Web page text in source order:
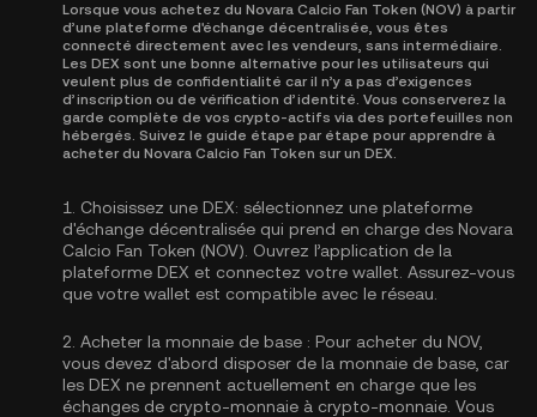
Lorsque vous achetez du Novara Calcio Fan Token (NOV) à partir
d’une plateforme d'échange décentralisée, vous êtes
connecté directement avec les vendeurs, sans intermédiaire.
Les DEX sont une bonne alternative pour les utilisateurs qui
veulent plus de confidentialité car il n’y a pas d’exigences
d’inscription ou de vérification d’identité. Vous conserverez la
garde complète de vos crypto-actifs via des portefeuilles non
hébergés. Suivez le guide étape par étape pour apprendre à
acheter du Novara Calcio Fan Token sur un DEX.
1. Choisissez une DEX: sélectionnez une plateforme
d'échange décentralisée qui prend en charge des Novara
Calcio Fan Token (NOV). Ouvrez l’application de la
plateforme DEX et connectez votre wallet. Assurez-vous
que votre wallet est compatible avec le réseau.
2. Acheter la monnaie de base : Pour acheter du NOV,
vous devez d'abord disposer de la monnaie de base, car
les DEX ne prennent actuellement en charge que les
échanges de crypto-monnaie à crypto-monnaie. Vous